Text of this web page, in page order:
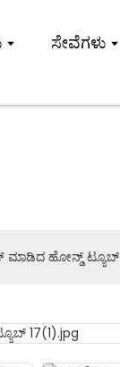
ಸೇವೆಗಳು
ಮಾಡಿದ ಹೋನ್ಡ್ ಟ್ಯೂಬ್